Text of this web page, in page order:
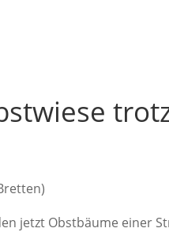
jetzt Obstbäume einer